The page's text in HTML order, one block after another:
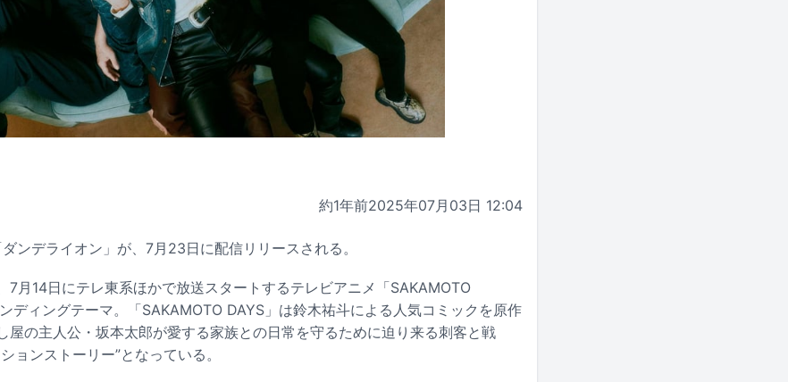
約1年前2025年07月03日 12:04
ンデライオン」が、7月23日に配信リリースされる。
7月14日にテレ東系ほかで放送スタートするテレビアニメ「SAKAMOTO
ディングテーマ。「SAKAMOTO DAYS」は鈴木祐斗による人気コミックを原作
屋の主人公・坂本太郎が愛する家族との日常を守るために迫り来る刺客と戦
ョンストーリー”となっている。